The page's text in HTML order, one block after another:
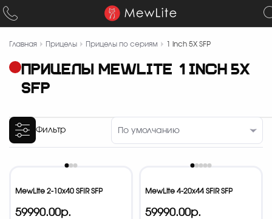
Главная Прицелы Прицелы по сериям 1 inch 5X SFP
ПРИЦЕЛЫ MEWLITE 1 INCH 5X
SFP
Фильтр
MewLite 2-10x40 SFIR SFP
59990.00р.
MewLite 4-20x44 SFIR SFP
59990.00р.